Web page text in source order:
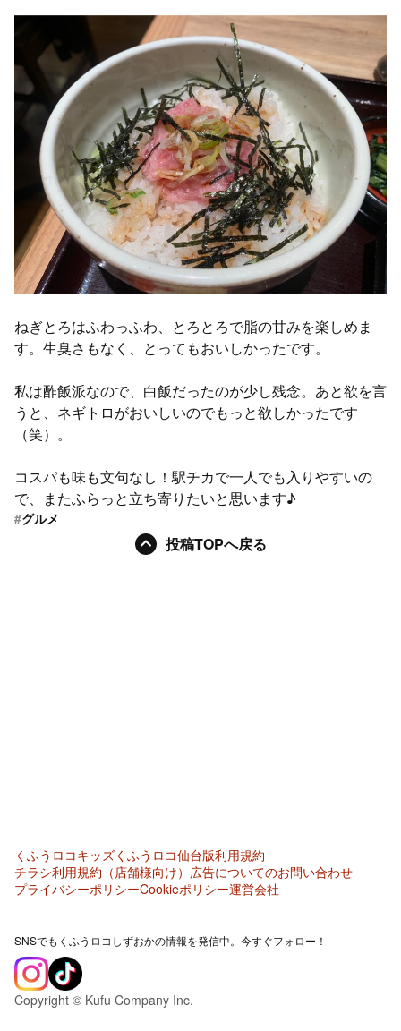
ねぎとろはふわっふわ、とろとろで脂の甘みを楽しめま
す。生臭さもなく、とってもおいしかったです。
私は酢飯派なので、白飯だったのが少し残念。あと欲を言
うと、ネギトロがおいしいのでもっと欲しかったです
（笑）。
コスパも味も文句なし！駅チカで一人でも入りやすいの
で、またふらっと立ち寄りたいと思います♪
#グルメ
投稿TOPへ戻る
くふうロコキッズくふうロコ仙台版利用規約
チラシ利用規約（店舗様向け） 広告についてのお問い合わせ
プライバシーポリシーCookieポリシー運営会社
SNSでもくふうロコしずおかの情報を発信中。今すぐフォロー！
Copyright © Kufu Company Inc.